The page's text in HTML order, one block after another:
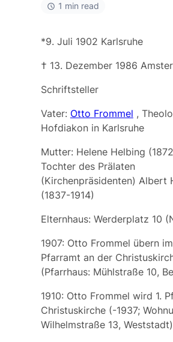
1 min read
*9. Juli 1902 Karlsruhe
† 13. Dezember 1986
Schriftsteller
Vater: Otto Frommel ,
Hofdiakon in Karlsruhe
Mutter: Helene Helbing
Tochter des Prälaten
(Kirchenpräsidenten) Albert
(1837-1914)
Elternhaus: Werderplatz 10
1907: Otto Frommel übern
Pfarramt an der
(Pfarrhaus: Mühlstraße 10,
1910: Otto Frommel wird 1.
Christuskirche (-1937;
Wilhelmstraße 13, Weststadt)